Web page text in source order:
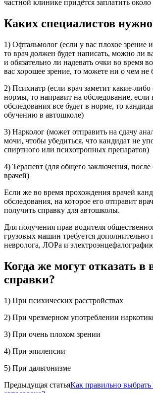
частной клинике придётся заплатить
Каких специалистов
1) Офтальмолог (если у вас плохое зрение
то врач должен будет написать, можно ли
и обязательно ли надевать очки во время
вас хорошее зрение, то можете ни о чем не
2) Психиатр (если врач заметит какие-
нормы, то направит на обследование, если
обследования все будет в норме, то
обучению в автошколе)
3) Нарколог (может отправить на сдачу
мочи, чтобы убедиться, что кандидат не
спиртного или психотропных препаратов)
4) Терапевт (для общего заключения, после
врачей)
Если же во время прохождения врачей
обследования, на которое его отправит
получить справку для автошколы.
Для получения прав водителя
грузовых машин требуется дополнительно
невролога, ЛОРа и
Когда же могут отказать в
справки?
1) При психических расстройствах
2) При чрезмерном употреблении
3) При очень плохом зрении
4) При эпилепсии
5) При дальтонизме
Предыдущая статьяКак правильно выбрать